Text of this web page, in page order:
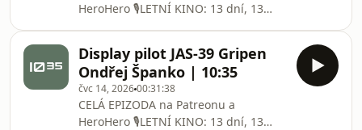
⁠⁠⁠⁠⁠⁠⁠⁠⁠⁠⁠⁠⁠⁠⁠⁠⁠⁠⁠⁠⁠⁠⁠⁠⁠⁠⁠⁠⁠⁠⁠⁠HeroHero⁠⁠⁠⁠⁠⁠⁠⁠⁠⁠⁠⁠⁠⁠⁠⁠⁠⁠⁠⁠⁠⁠⁠⁠⁠⁠⁠⁠⁠⁠⁠⁠ 🎙️LETNÍ KINO: 13 dní, 13
| Bez kvalitních zdrojů se debata o
obraně rychle mění v dojmy. V této
Šortce proto procházíme odborné
časopisy, které stojí za to sledova
Display pilot JAS-39 Gripen
Ondřej Španko | 10:35
čvc 14, 202600:31:38
CELÁ EPIZODA na ⁠⁠⁠⁠⁠⁠⁠⁠⁠⁠⁠⁠⁠⁠⁠⁠⁠⁠⁠⁠⁠⁠⁠⁠⁠⁠⁠⁠⁠⁠⁠Patreonu⁠⁠⁠⁠⁠⁠⁠⁠⁠⁠⁠⁠⁠⁠⁠⁠⁠⁠⁠⁠⁠⁠⁠⁠⁠⁠⁠⁠⁠⁠⁠ a
⁠⁠⁠⁠⁠⁠⁠⁠⁠⁠⁠⁠⁠⁠⁠⁠⁠⁠⁠⁠⁠⁠⁠⁠⁠⁠⁠⁠⁠⁠⁠HeroHero⁠⁠⁠⁠⁠⁠⁠⁠⁠⁠⁠⁠⁠⁠⁠⁠⁠⁠⁠⁠⁠⁠⁠⁠⁠⁠⁠⁠⁠⁠⁠ 🎙️LETNÍ KINO: 13 dní, 13